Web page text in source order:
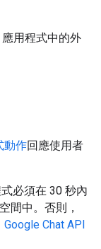
用程式中的外
動作回應使用者
必須在 30 秒內
間中。否則，
Google Chat API